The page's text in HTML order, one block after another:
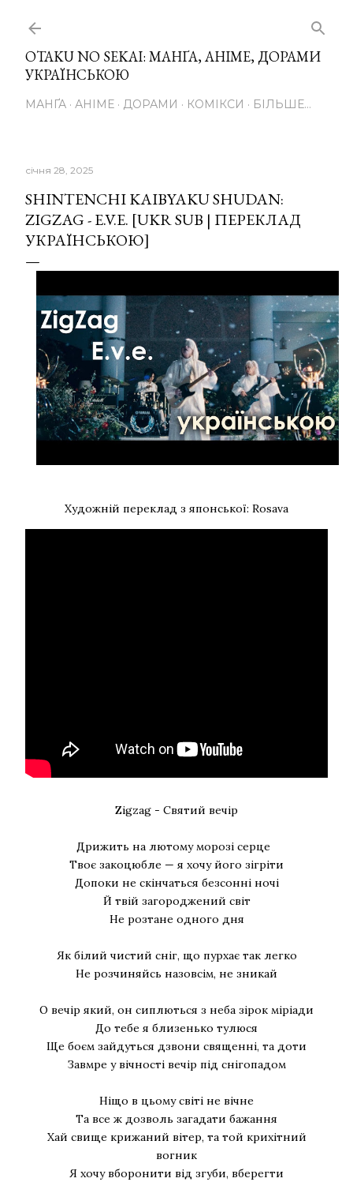
OTAKU NO SEKAI: МАНҐА, АНІМЕ, ДОРАМИ
УКРАЇНСЬКОЮ
МАНҐА АНІМЕ ДОРАМИ КОМІКСИ БІЛЬШЕ…
січня 28, 2025
SHINTENCHI KAIBYAKU SHUDAN:
ZIGZAG - E.V.E. [UKR SUB | ПЕРЕКЛАД
УКРАЇНСЬКОЮ]
Художній переклад з японської: Rosava
Zigzag - Святий вечір
Дрижить на лютому морозі серце
Твоє закоцюбле — я хочу його зігріти
Допоки не скінчаться безсонні ночі
Й твій загороджений світ
Не розтане одного дня
Як білий чистий сніг, що пурхає так легко
Не розчиняйсь назовсім, не зникай
О вечір який, он сиплються з неба зірок міріади
До тебе я близенько тулюся
Ще боєм зайдуться дзвони священні, та доти
Завмре у вічності вечір під снігопадом
Ніщо в цьому світі не вічне
Та все ж дозволь загадати бажання
Хай свище крижаний вітер, та той крихітний
вогник
Я хочу вборонити від згуби, вберегти